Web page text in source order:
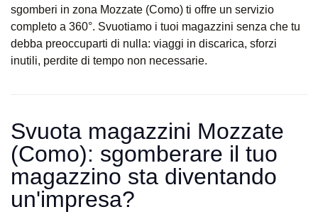
sgomberi in zona Mozzate (Como) ti offre un servizio
completo a 360°. Svuotiamo i tuoi magazzini senza che tu
debba preoccuparti di nulla: viaggi in discarica, sforzi
inutili, perdite di tempo non necessarie.
Svuota magazzini Mozzate
(Como): sgomberare il tuo
magazzino sta diventando
un'impresa?​